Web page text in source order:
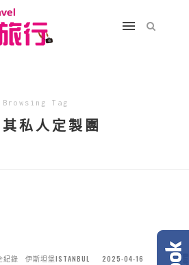
Browsing Tag
私人定製團
紀錄 伊斯坦堡ISTANBUL 2025-04-16